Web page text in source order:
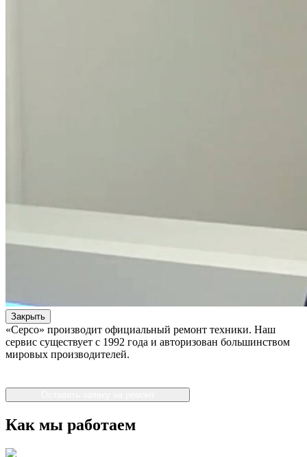
Закрыть
«Серсо» производит официальный ремонт техники. Наш
сервис существует с 1992 года и авторизован большинством
мировых производителей.
Как мы работаем